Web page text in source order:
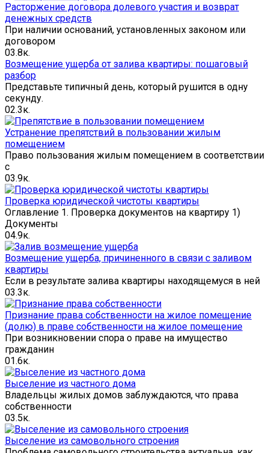
Расторжение договора долевого участия и возврат
денежных средств
При наличии оснований, установленных законом или
договором
03.8к.
Возмещение ущерба от залива квартиры: пошаговый
разбор
Представьте типичный день, который рушится в одну
секунду.
02.3к.
Устранение препятствий в пользовании жилым
помещением
Право пользования жилым помещением в соответствии
с
03.9к.
Проверка юридической чистоты квартиры
Оглавление 1. Проверка документов на квартиру 1)
Документы
04.9к.
Возмещение ущерба, причиненного в связи с заливом
квартиры
Если в результате залива квартиры находящемуся в ней
03.3к.
Признание права собственности на жилое помещение
(долю) в праве собственности на жилое помещение
При возникновении спора о праве на имущество
гражданин
01.6к.
Выселение из частного дома
Владельцы жилых домов заблуждаются, что права
собственности
03.5к.
Выселение из самовольного строения